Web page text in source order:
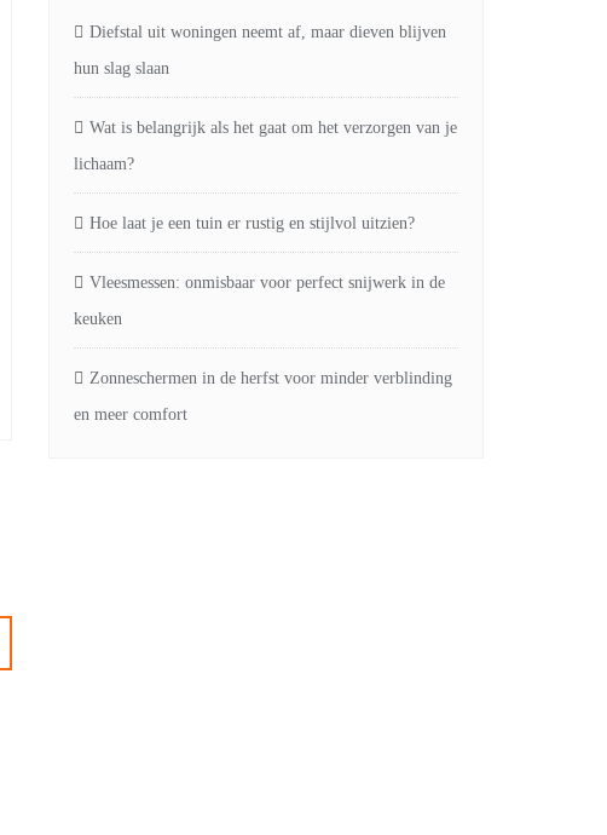
Diefstal uit woningen neemt af, maar dieven blijven
hun slag slaan
Wat is belangrijk als het gaat om het verzorgen van je
lichaam?
Hoe laat je een tuin er rustig en stijlvol uitzien?
Vleesmessen: onmisbaar voor perfect snijwerk in de
keuken
Zonneschermen in de herfst voor minder verblinding
en meer comfort